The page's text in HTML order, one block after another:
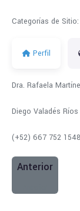
Categorías de Sitio:
Perfil
Dra. Rafaela
Diego Valadés
(+52) 667 752 1548
Anterior